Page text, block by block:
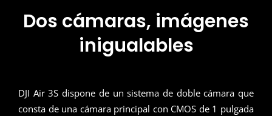
Dos cámaras, imágenes
inigualables
DJI Air 3S dispone de un sistema de doble cámara que
consta de una cámara principal con CMOS de 1 pulgada